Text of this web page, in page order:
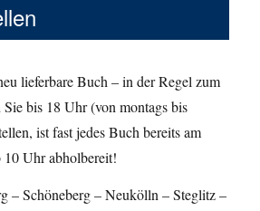
lieferbare Buch – in der Regel zum
Sie bis 18 Uhr (von montags bis
ist fast jedes Buch bereits am
10 Uhr abholbereit!
– Schöneberg – Neukölln – Steglitz –